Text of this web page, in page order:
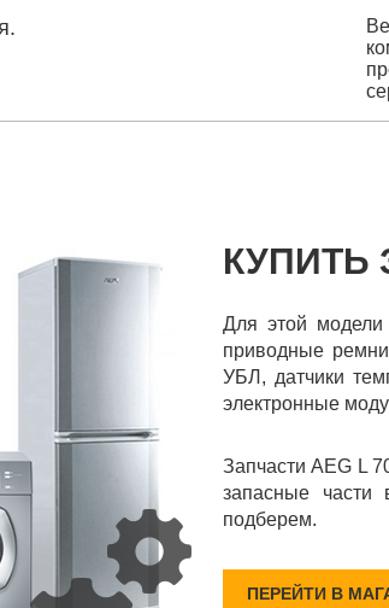
КУПИТЬ
Для этой модели
приводные
УБЛ, датчики
электронные
Запчасти AEG L
запасные части
подберем.
ПЕРЕЙТИ В